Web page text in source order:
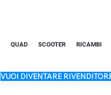
QUAD SCOOTER RICAMBI
VUOI DIVENTARE